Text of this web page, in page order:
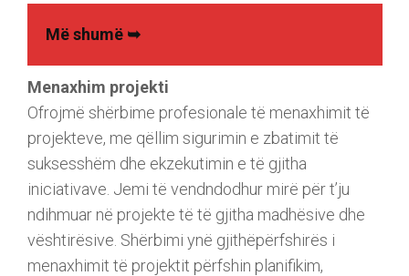
Më shumë ➥
Menaxhim projekti
Ofrojmë shërbime profesionale të menaxhimit të
projekteve, me qëllim sigurimin e zbatimit të
suksesshëm dhe ekzekutimin e të gjitha
iniciativave. Jemi të vendndodhur mirë për t’ju
ndihmuar në projekte të të gjitha madhësive dhe
vështirësive. Shërbimi ynë gjithëpërfshirës i
menaxhimit të projektit përfshin planifikim,